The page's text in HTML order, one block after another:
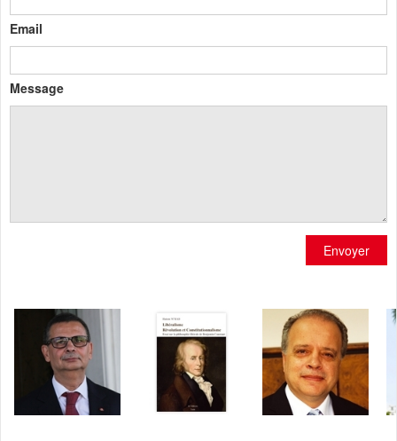
Email
Message
Envoyer